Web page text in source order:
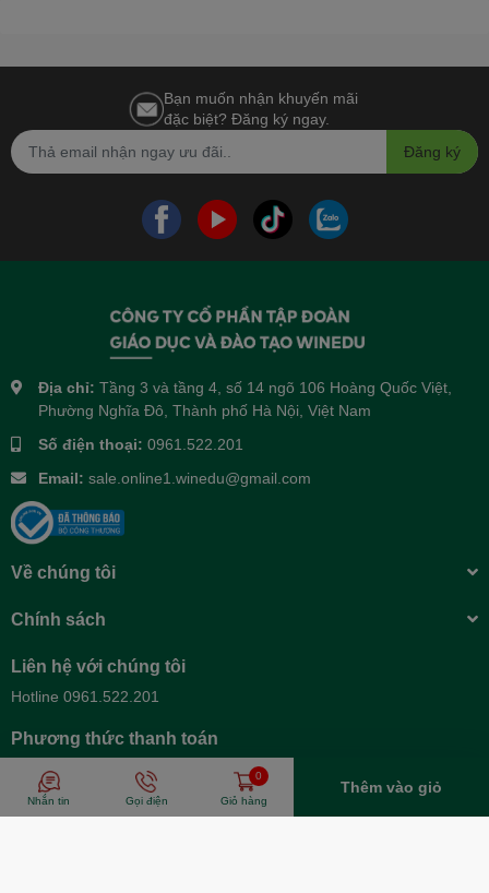
Bạn muốn nhận khuyến mãi
đặc biệt? Đăng ký ngay.
Đăng ký
Địa chỉ: Tầng 3 và tầng 4, số 14 ngõ 106 Hoàng Quốc Việt,
Phường Nghĩa Đô, Thành phố Hà Nội, Việt Nam
Số điện thoại: 0961.522.201
Email: sale.online1.winedu@gmail.com
Về chúng tôi
Chính sách
Liên hệ với chúng tôi
Hotline 0961.522.201
Phương thức thanh toán
Nhắn tin Gọi điện
0
Giỏ hàng
Thêm vào giỏ